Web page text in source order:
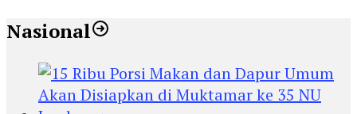
Nasional